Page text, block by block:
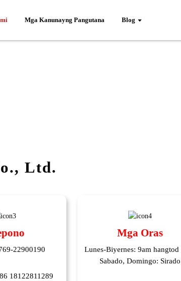
Mga Kanunayng Pangutana Blog
Ltd.
22900190
18122811289
Mga Oras
Lunes-Biyernes: 9am hangtod
Sabado, Domingo: Sirado